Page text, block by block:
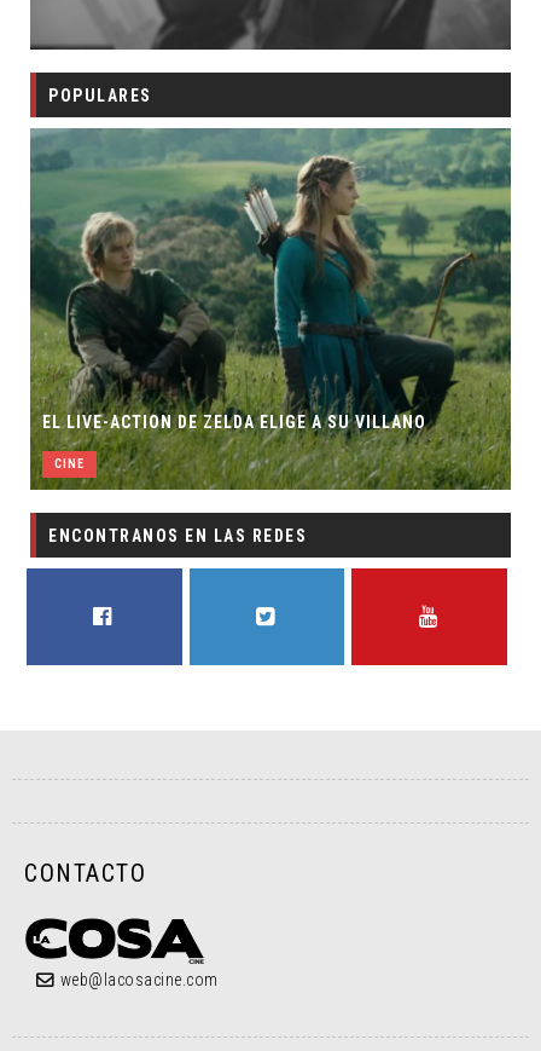
POPULARES
EL LIVE-ACTION DE ZELDA ELIGE A SU VILLANO
CINE
ENCONTRANOS EN LAS REDES
CONTACTO
web@lacosacine.com